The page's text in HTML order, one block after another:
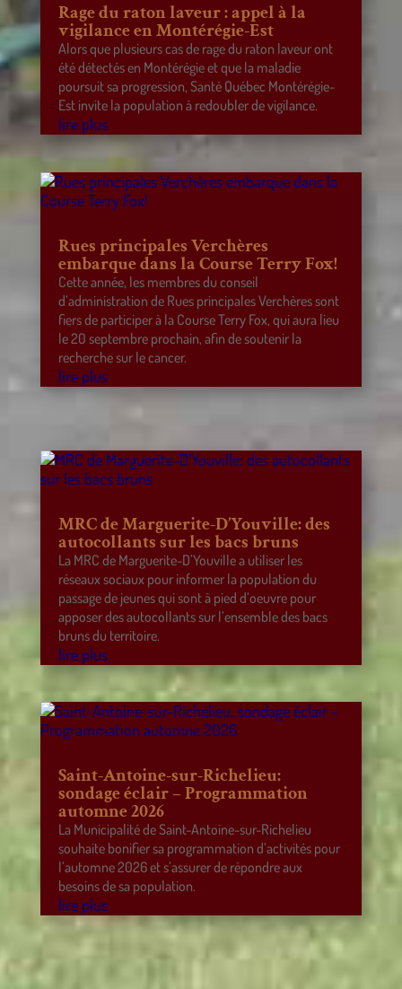
Rage du raton laveur : appel à la
vigilance en Montérégie-Est
Alors que plusieurs cas de rage du raton laveur ont
été détectés en Montérégie et que la maladie
poursuit sa progression, Santé Québec Montérégie-
Est invite la population à redoubler de vigilance.
lire plus
Rues principales Verchères
embarque dans la Course Terry Fox!
Cette année, les membres du conseil
d’administration de Rues principales Verchères sont
fiers de participer à la Course Terry Fox, qui aura lieu
le 20 septembre prochain, afin de soutenir la
recherche sur le cancer.
lire plus
MRC de Marguerite-D’Youville: des
autocollants sur les bacs bruns
La MRC de Marguerite-D’Youville a utiliser les
réseaux sociaux pour informer la population du
passage de jeunes qui sont à pied d’oeuvre pour
apposer des autocollants sur l’ensemble des bacs
bruns du territoire.
lire plus
Saint-Antoine-sur-Richelieu:
sondage éclair – Programmation
automne 2026
La Municipalité de Saint-Antoine-sur-Richelieu
souhaite bonifier sa programmation d’activités pour
l’automne 2026 et s’assurer de répondre aux
besoins de sa population.
lire plus